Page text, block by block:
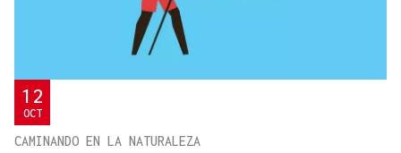
12
OCT
CAMINANDO EN LA NATURALEZA